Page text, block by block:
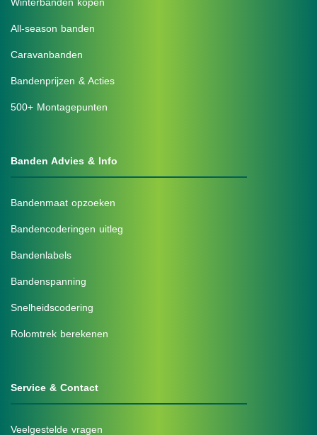
All-season banden
Caravanbanden
Bandenprijzen & Acties
500+ Montagepunten
Banden Advies & Info
Bandenmaat opzoeken
Bandencoderingen uitleg
Bandenlabels
Bandenspanning
Snelheidscodering
Rolomtrek berekenen
Service & Contact
Veelgestelde vragen